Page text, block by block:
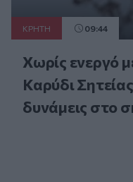
ΚΡΗΤΗ 09:44
Χωρίς ενεργό
Καρύδι
δυνάμεις στο